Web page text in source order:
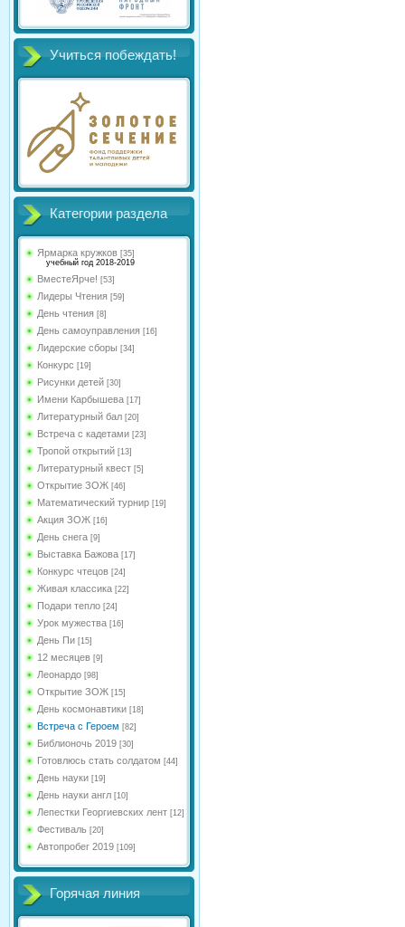
Учиться побеждать!
Категории раздела
Ярмарка кружков [35]
учебный год 2018-2019
ВместеЯрче! [53]
Лидеры Чтения [59]
День чтения [8]
День самоуправления [16]
Лидерские сборы [34]
Конкурс [19]
Рисунки детей [30]
Имени Карбышева [17]
Литературный бал [20]
Встреча с кадетами [23]
Тропой открытий [13]
Литературный квест [5]
Открытие ЗОЖ [46]
Математический турнир [19]
Акция ЗОЖ [16]
День снега [9]
Выставка Бажова [17]
Конкурс чтецов [24]
Живая классика [22]
Подари тепло [24]
Урок мужества [16]
День Пи [15]
12 месяцев [9]
Леонардо [98]
Открытие ЗОЖ [15]
День космонавтики [18]
Встреча с Героем [82]
Библионочь 2019 [30]
Готовлюсь стать солдатом [44]
День науки [19]
День науки англ [10]
Лепестки Георгиевских лент [12]
Фестиваль [20]
Автопробег 2019 [109]
Горячая линия